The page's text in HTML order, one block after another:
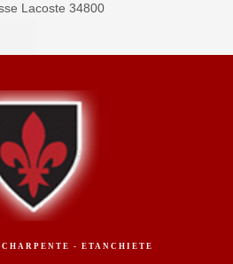
Lacoste 34800
- ETANCHIETE